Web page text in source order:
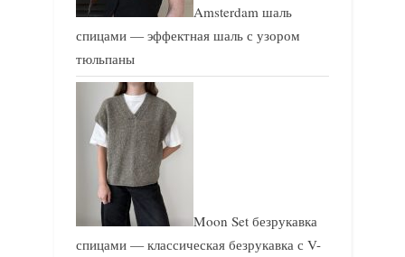
Amsterdam шаль
спицами — эффектная шаль с узором
тюльпаны
Moon Set безрукавка
спицами — классическая безрукавка с V-